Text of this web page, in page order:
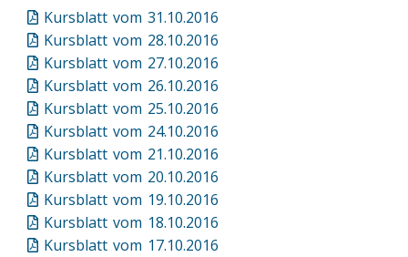
Kursblatt vom 31.10.2016
Kursblatt vom 28.10.2016
Kursblatt vom 27.10.2016
Kursblatt vom 26.10.2016
Kursblatt vom 25.10.2016
Kursblatt vom 24.10.2016
Kursblatt vom 21.10.2016
Kursblatt vom 20.10.2016
Kursblatt vom 19.10.2016
Kursblatt vom 18.10.2016
Kursblatt vom 17.10.2016